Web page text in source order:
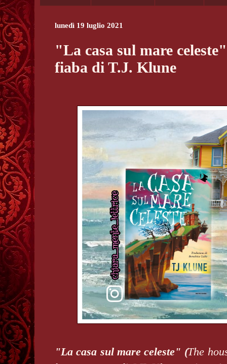
lunedì 19 luglio 2021
"La casa sul mare
fiaba di T.J. Klune
"La casa sul mare celeste" (The